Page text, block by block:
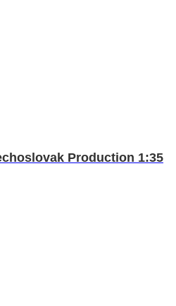
Production 1:35